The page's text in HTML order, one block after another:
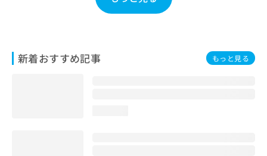
新着おすすめ記事 もっと見る
わ
せ